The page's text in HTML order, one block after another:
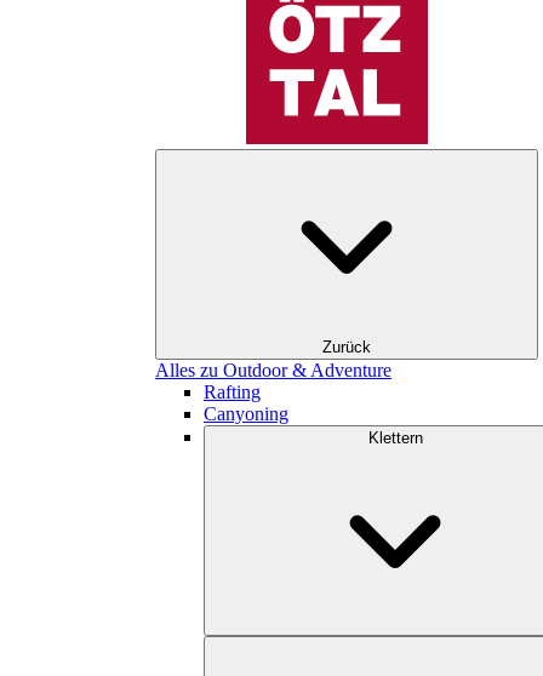
Zurück
Alles zu Outdoor & Adventure
Rafting
Canyoning
Klettern